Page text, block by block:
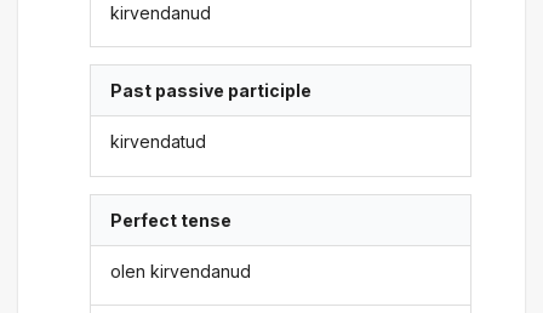
kirvendanud
Past passive participle
kirvendatud
Perfect tense
olen kirvendanud